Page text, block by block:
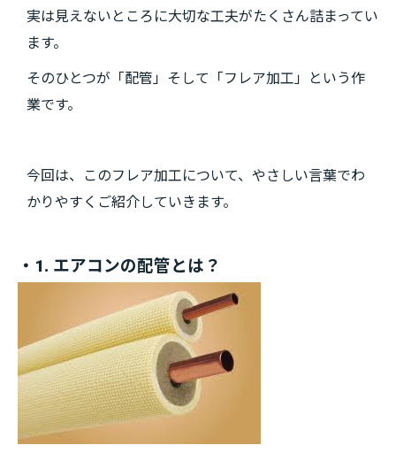
実は見えないところに大切な工夫がたくさん詰まってい
ます。
そのひとつが「配管」そして「フレア加工」という作
業です。
今回は、このフレア加工について、やさしい言葉でわ
かりやすくご紹介していきます。
・1. エアコンの配管とは？